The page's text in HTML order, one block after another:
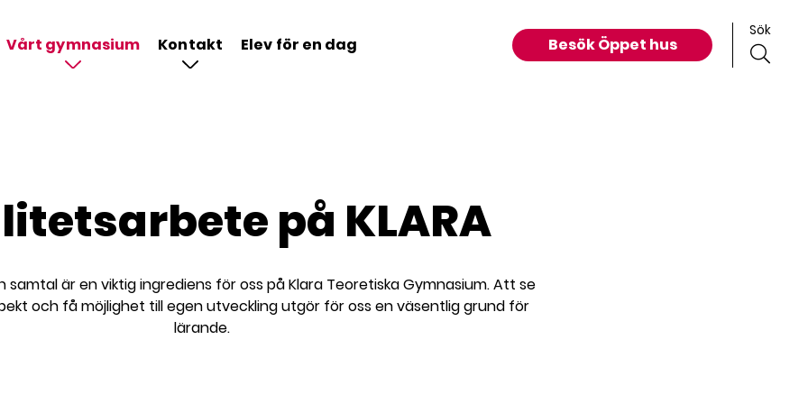
Besök Öppet hus
Sök
Vårt gymnasium Kontakt Elev för en dag
på KLARA
samtal är en viktig ingrediens för oss på Klara Teoretiska Gymnasium. Att se
och få möjlighet till egen utveckling utgör för oss en väsentlig grund för
lärande.